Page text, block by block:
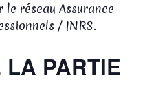
réseau Assurance
/ INRS.
LA PARTIE